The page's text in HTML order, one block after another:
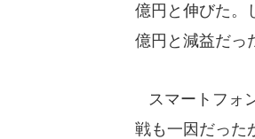
億円と伸びた。
億円と減益だっ
スマートフォ
戦も一因だった